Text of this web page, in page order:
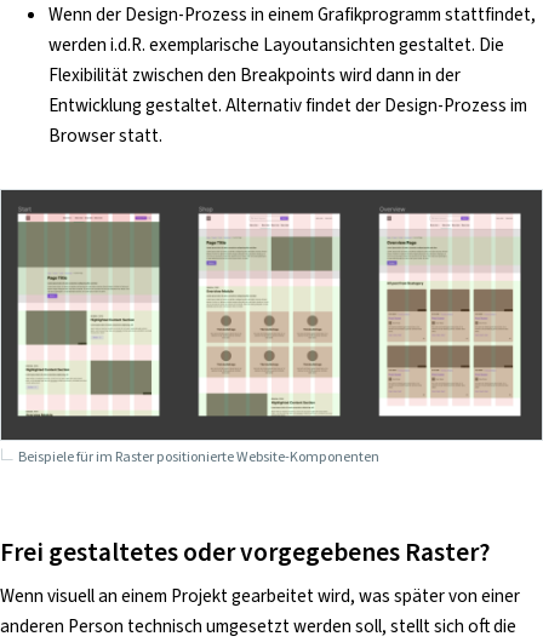
Wenn der Design-Prozess in einem Grafikprogramm stattfindet,
werden i.d.R. exemplarische Layoutansichten gestaltet. Die
Flexibilität zwischen den Breakpoints wird dann in der
Entwicklung gestaltet. Alternativ findet der Design-Prozess im
Browser statt.
Beispiele für im Raster positionierte Website-Komponenten
Frei gestaltetes oder vorgegebenes Raster?
Wenn visuell an einem Projekt gearbeitet wird, was später von einer
anderen Person technisch umgesetzt werden soll, stellt sich oft die